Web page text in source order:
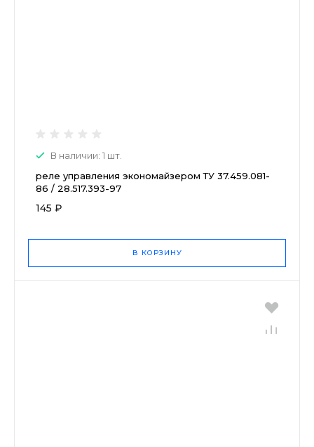
В наличии: 1 шт.
реле управления экономайзером ТУ 37.459.081-
86 / 28.517.393-97
145 ₽
В КОРЗИНУ